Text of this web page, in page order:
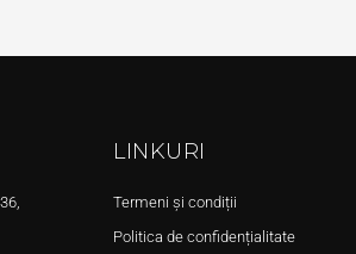
LINKURI
Termeni și condiții
Politica de confidențialitate